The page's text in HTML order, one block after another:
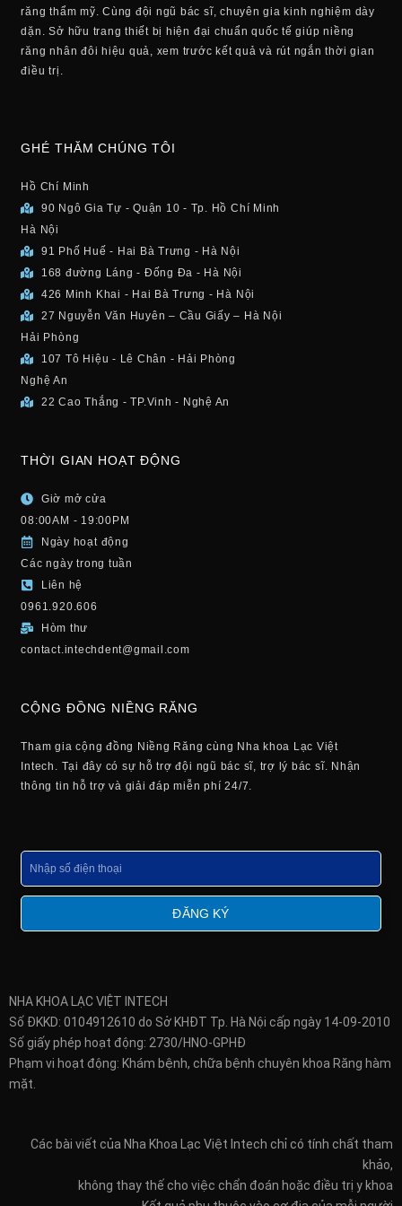
răng thẩm mỹ. Cùng đội ngũ bác sĩ, chuyên gia kinh nghiệm dày
dặn. Sở hữu trang thiết bị hiện đại chuẩn quốc tế giúp niềng
răng nhân đôi hiệu quả, xem trước kết quả và rút ngắn thời gian
điều trị.
GHÉ THĂM CHÚNG TÔI
Hồ Chí Minh
90 Ngô Gia Tự - Quận 10 - Tp. Hồ Chí Minh
Hà Nội
91 Phố Huế - Hai Bà Trưng - Hà Nội
168 đường Láng - Đống Đa - Hà Nội
426 Minh Khai - Hai Bà Trưng - Hà Nội
27 Nguyễn Văn Huyên – Cầu Giấy – Hà Nội
Hải Phòng
107 Tô Hiệu - Lê Chân - Hải Phòng
Nghệ An
22 Cao Thắng - TP.Vinh - Nghệ An
THỜI GIAN HOẠT ĐỘNG
Giờ mở cửa
08:00AM - 19:00PM
Ngày hoạt động
Các ngày trong tuần
Liên hệ
0961.920.606
Hòm thư
contact.intechdent@gmail.com
CỘNG ĐỒNG NIỀNG RĂNG
Tham gia cộng đồng Niềng Răng cùng Nha khoa Lạc Việt
Intech. Tại đây có sự hỗ trợ đội ngũ bác sĩ, trợ lý bác sĩ. Nhận
thông tin hỗ trợ và giải đáp miễn phí 24/7.
Số
điện
thoại
ĐĂNG KÝ
NHA KHOA LẠC VIỆT INTECH
Số ĐKKD: 0104912610 do Sở KHĐT Tp. Hà Nội cấp ngày 14-09-2010
Số giấy phép hoạt động: 2730/HNO-GPHĐ
Phạm vi hoạt động: Khám bệnh, chữa bệnh chuyên khoa Răng hàm
mặt.
Các bài viết của Nha Khoa Lạc Việt Intech chỉ có tính chất tham
khảo,
không thay thế cho việc chẩn đoán hoặc điều trị y khoa